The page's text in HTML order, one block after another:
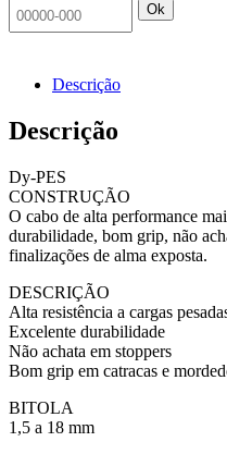
Ok
Descrição
Descrição
Dy-PES
CONSTRUÇÃO
O cabo de alta performance
durabilidade, bom grip, não
finalizações de alma exposta.
DESCRIÇÃO
Alta resistência a cargas
Excelente durabilidade
Não achata em stoppers
Bom grip em catracas e
BITOLA
1,5 a 18 mm